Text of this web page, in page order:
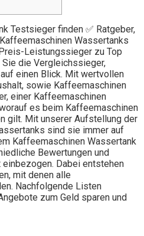
Testsieger finden ✅ Ratgeber,
Wassertanks
Leistungssieger zu Top
die Vergleichssieger,
einen Blick. Mit wertvollen
sowie Kaffeemaschinen
einer Kaffeemaschinen
es beim Kaffeemaschinen
gilt. Mit unserer Aufstellung der
sind sie immer auf
Kaffeemaschinen Wassertank
Bewertungen und
Dabei entstehen
mit denen alle
Nachfolgende Listen
zum Geld sparen und